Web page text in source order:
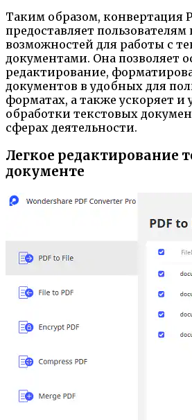
Таким образом, конвертация
предоставляет
возможностей для работы с
документами. Она позволяет
редактирование,
документов в удобных для
форматах, а также ускоряет и
обработки текстовых
сферах деятельности.
Легкое редактирование
документе